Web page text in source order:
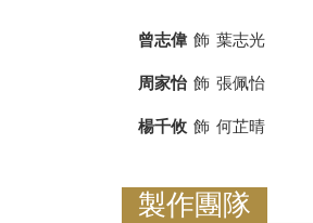
曾志偉 飾 葉志光
周家怡 飾 張佩怡
楊千攸飾 何芷晴
製作團隊